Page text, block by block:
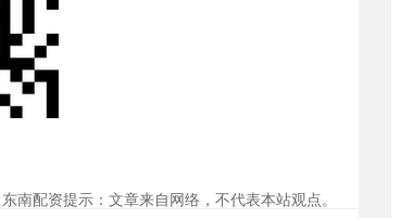
东南配资提示：文章来自网络，不代表本站观点。